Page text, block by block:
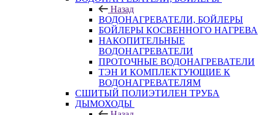
Назад
ВОДОНАГРЕВАТЕЛИ, БОЙЛЕРЫ
БОЙЛЕРЫ КОСВЕННОГО НАГРЕВА
НАКОПИТЕЛЬНЫЕ
ВОДОНАГРЕВАТЕЛИ
ПРОТОЧНЫЕ ВОДОНАГРЕВАТЕЛИ
ТЭН И КОМПЛЕКТУЮЩИЕ К
ВОДОНАГРЕВАТЕЛЯМ
СШИТЫЙ ПОЛИЭТИЛЕН ТРУБА
ДЫМОХОДЫ